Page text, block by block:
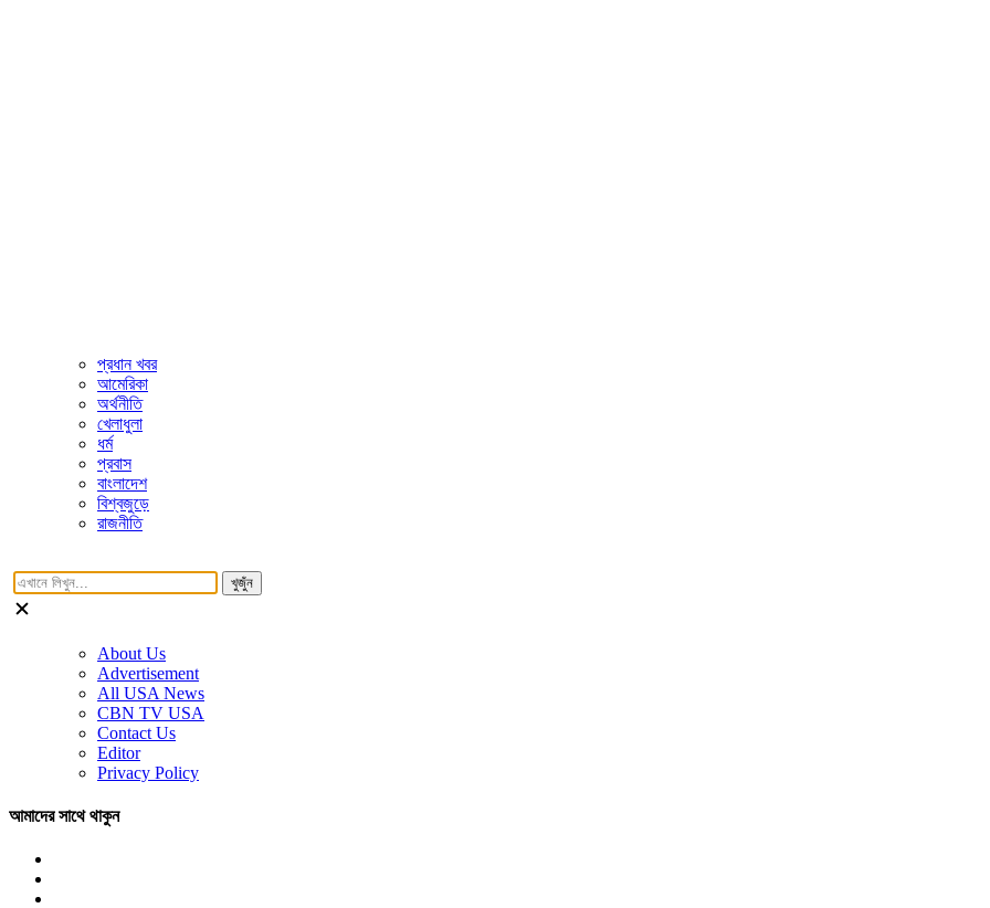
প্রধান খবর
আমেরিকা
অর্থনীতি
খেলাধুলা
ধর্ম
প্রবাস
বাংলাদেশ
বিশ্বজুড়ে
রাজনীতি
খুজুঁন
About Us
Advertisement
All USA News
CBN TV USA
Contact Us
Editor
Privacy Policy
আমাদের সাথে থাকুন